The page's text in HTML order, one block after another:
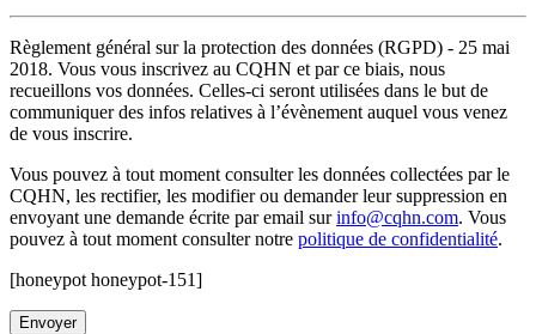
Règlement général sur la protection des données (RGPD) - 25 mai
2018. Vous vous inscrivez au CQHN et par ce biais, nous
recueillons vos données. Celles-ci seront utilisées dans le but de
communiquer des infos relatives à l’évènement auquel vous venez
de vous inscrire.
Vous pouvez à tout moment consulter les données collectées par le
CQHN, les rectifier, les modifier ou demander leur suppression en
envoyant une demande écrite par email surinfo@cqhn.com. Vous
pouvez à tout moment consulter notre politique de confidentialité.
[honeypot honeypot-151]